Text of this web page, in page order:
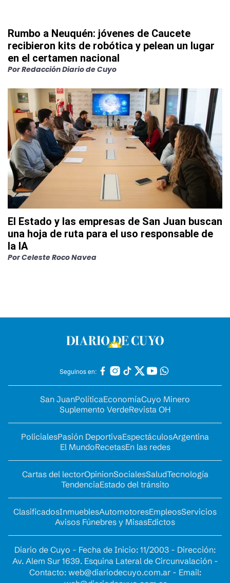
Rumbo a Neuquén: jóvenes de Caucete
recibieron kits de robótica y pelean un lugar
en el certamen nacional
PorRedacción Diario de Cuyo
El Estado y las empresas de San Juan buscan
una hoja de ruta para el uso responsable de
la IA
PorCeleste Roco Navea
Seguinos en:
San JuanPolíticaEconomíaCuyo Minero
Suplemento VerdeRevista OH
PolicialesPasión DeportivaEspectáculosArgentina
El MundoRecetasEn las redes
Cartas del lectorOpinionSocialesSaludTecnología
TendenciaEstado del tránsito
ClasificadosInmueblesAutomotoresEmpleosServicios
Avisos Fúnebres y MisasEdictos
Diario de Cuyo - Fecha de Inicio: 11/2003 - Dirección:
Av. Alem Sur 1639. Esquina Lateral de Circunvalación -
Contacto: web@diariodecuyo.com.ar- Email: